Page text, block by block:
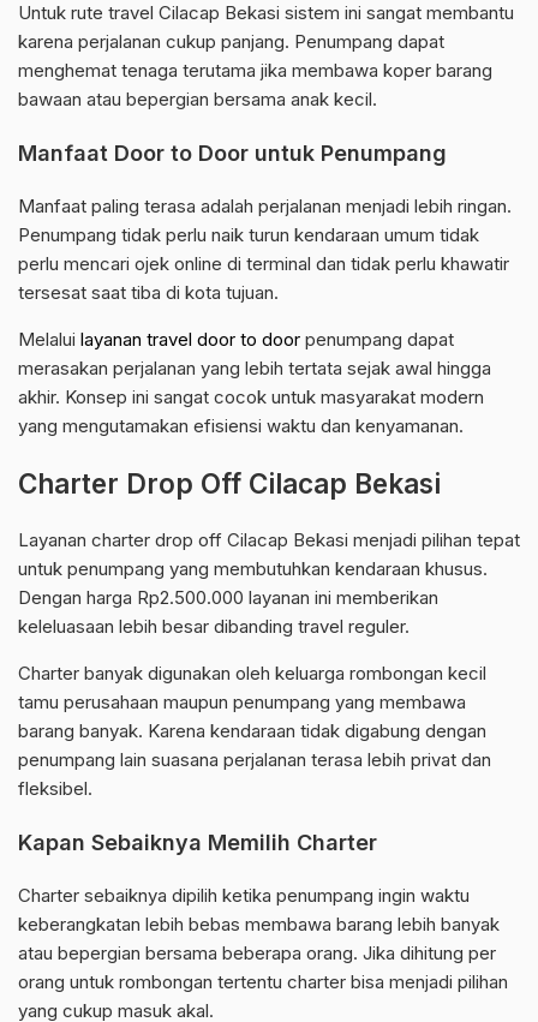
Untuk rute travel Cilacap Bekasi sistem ini sangat membantu
karena perjalanan cukup panjang. Penumpang dapat
menghemat tenaga terutama jika membawa koper barang
bawaan atau bepergian bersama anak kecil.
Manfaat Door to Door untuk Penumpang
Manfaat paling terasa adalah perjalanan menjadi lebih ringan.
Penumpang tidak perlu naik turun kendaraan umum tidak
perlu mencari ojek online di terminal dan tidak perlu khawatir
tersesat saat tiba di kota tujuan.
Melalui layanan travel door to door penumpang dapat
merasakan perjalanan yang lebih tertata sejak awal hingga
akhir. Konsep ini sangat cocok untuk masyarakat modern
yang mengutamakan efisiensi waktu dan kenyamanan.
Charter Drop Off Cilacap Bekasi
Layanan charter drop off Cilacap Bekasi menjadi pilihan tepat
untuk penumpang yang membutuhkan kendaraan khusus.
Dengan harga Rp2.500.000 layanan ini memberikan
keleluasaan lebih besar dibanding travel reguler.
Charter banyak digunakan oleh keluarga rombongan kecil
tamu perusahaan maupun penumpang yang membawa
barang banyak. Karena kendaraan tidak digabung dengan
penumpang lain suasana perjalanan terasa lebih privat dan
fleksibel.
Kapan Sebaiknya Memilih Charter
Charter sebaiknya dipilih ketika penumpang ingin waktu
keberangkatan lebih bebas membawa barang lebih banyak
atau bepergian bersama beberapa orang. Jika dihitung per
orang untuk rombongan tertentu charter bisa menjadi pilihan
yang cukup masuk akal.